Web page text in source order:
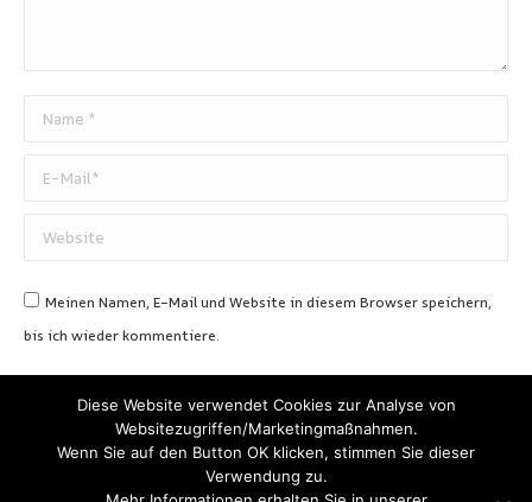
Name *
E-Mail *
Website
Meinen Namen, E-Mail und Website in diesem Browser speichern,
bis ich wieder kommentiere.
Beitragskommentare
Diese Website verwendet Cookies zur Analyse von
Websitezugriffen/Marketingmaßnahmen.
Wenn Sie auf den Button OK klicken, stimmen Sie dieser
Verwendung zu.